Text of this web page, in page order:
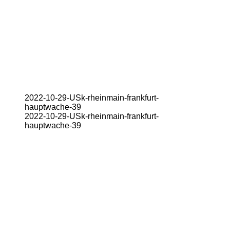
2022-10-29-USk-rheinmain-frankfurt-
hauptwache-39
2022-10-29-USk-rheinmain-frankfurt-
hauptwache-39